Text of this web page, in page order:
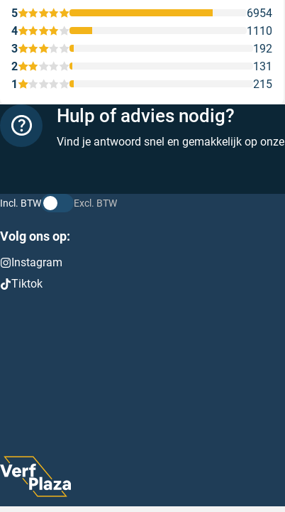
1 215
2 131
3 192
4 1110
5 6954
Hulp of advies nodig?
Vind je antwoord snel en gemakkelijk op onze
Incl. BTW Excl. BTW
Volg ons op:
Instagram
Tiktok